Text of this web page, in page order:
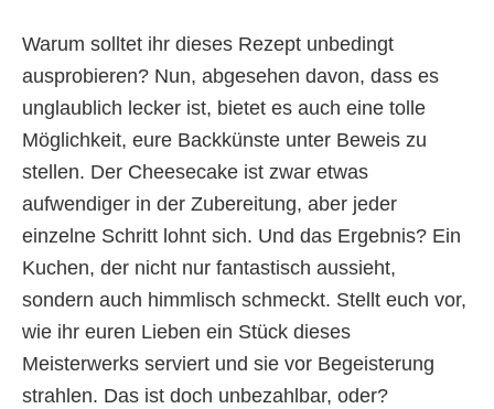
Warum solltet ihr dieses Rezept unbedingt
ausprobieren? Nun, abgesehen davon, dass es
unglaublich lecker ist, bietet es auch eine tolle
Möglichkeit, eure Backkünste unter Beweis zu
stellen. Der Cheesecake ist zwar etwas
aufwendiger in der Zubereitung, aber jeder
einzelne Schritt lohnt sich. Und das Ergebnis? Ein
Kuchen, der nicht nur fantastisch aussieht,
sondern auch himmlisch schmeckt. Stellt euch vor,
wie ihr euren Lieben ein Stück dieses
Meisterwerks serviert und sie vor Begeisterung
strahlen. Das ist doch unbezahlbar, oder?